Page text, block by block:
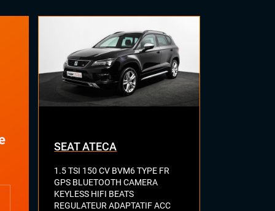
SEAT ATECA
1.5 TSI 150 CV BVM6 TYPE FR
GPS BLUETOOTH CAMERA
KEYLESS HIFI BEATS
REGULATEUR ADAPTATIF ACC